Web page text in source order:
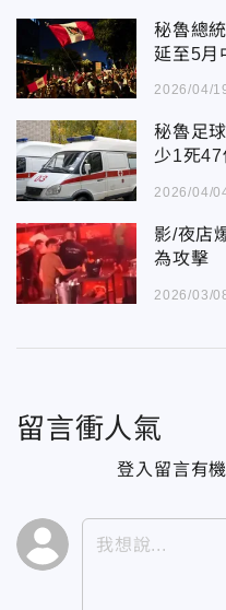
秘魯總
延至5月
2026/04/
秘魯足
少1死47
2026/04/
影/夜店
為攻擊
2026/03/
留言衝人氣
登入留言有